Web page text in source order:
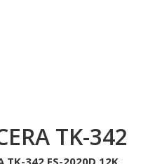
TK-342